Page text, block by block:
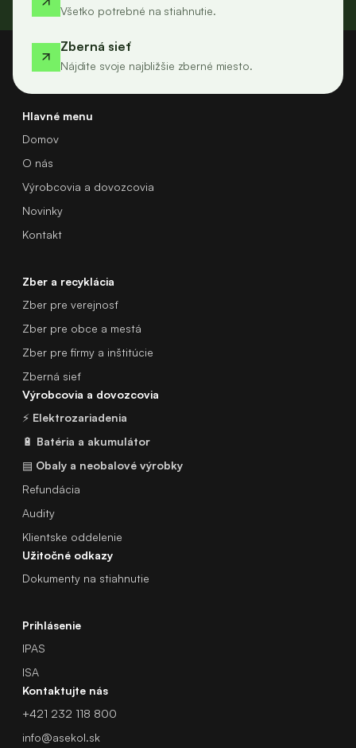
Všetko potrebné na stiahnutie.
Zberná sieť
Nájdite svoje najbližšie zberné miesto.
Hlavné menu
Domov
O nás
Výrobcovia a dovozcovia
Novinky
Kontakt
Zber a recyklácia
Zber pre verejnosť
Zber pre obce a mestá
Zber pre firmy a inštitúcie
Zberná sieť
Výrobcovia a dovozcovia
⚡ Elektrozariadenia
🔋 Batéria a akumulátor
▤ Obaly a neobalové výrobky
Refundácia
Audity
Klientske oddelenie
Užitočné odkazy
Dokumenty na stiahnutie
Prihlásenie
IPAS
ISA
Kontaktujte nás
+421 232 118 800
info@asekol.sk